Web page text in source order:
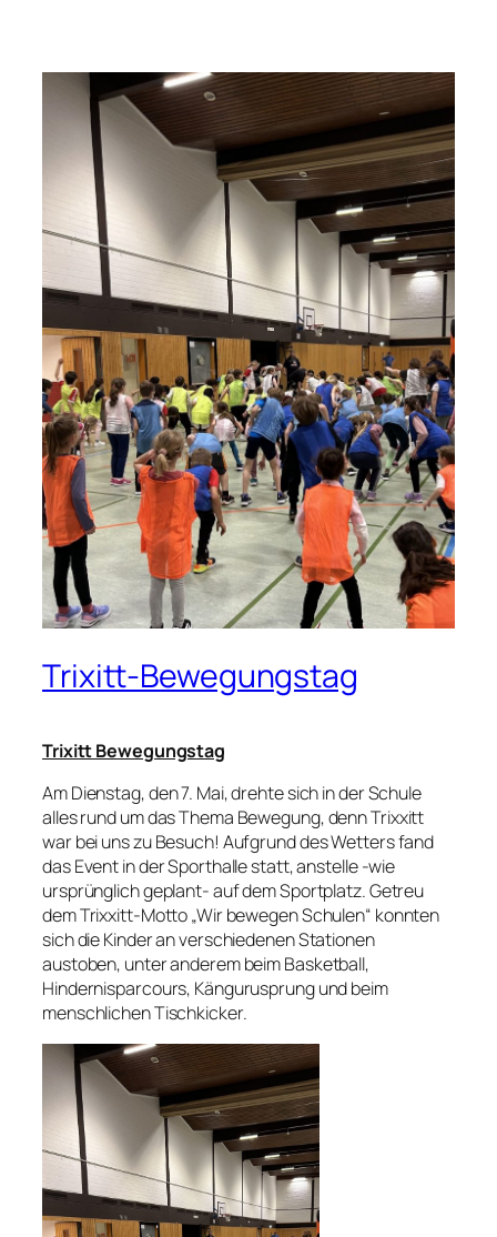
Trixitt-Bewegungstag
Trixitt Bewegungstag
Am Dienstag, den 7. Mai, drehte sich in der Schule
alles rund um das Thema Bewegung, denn Trixxitt
war bei uns zu Besuch! Aufgrund des Wetters fand
das Event in der Sporthalle statt, anstelle -wie
ursprünglich geplant- auf dem Sportplatz. Getreu
dem Trixxitt-Motto „Wir bewegen Schulen“ konnten
sich die Kinder an verschiedenen Stationen
austoben, unter anderem beim Basketball,
Hindernisparcours, Kängurusprung und beim
menschlichen Tischkicker.